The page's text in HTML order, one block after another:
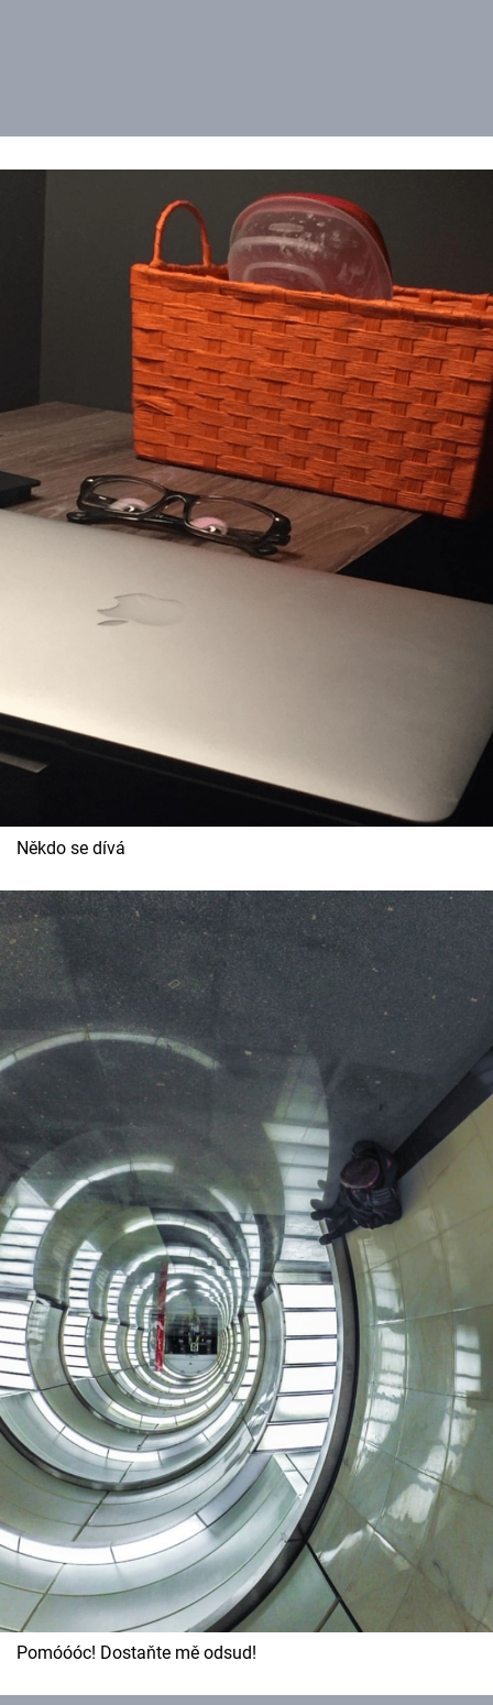
Někdo se dívá
Pomóóóc! Dostaňte mě odsud!